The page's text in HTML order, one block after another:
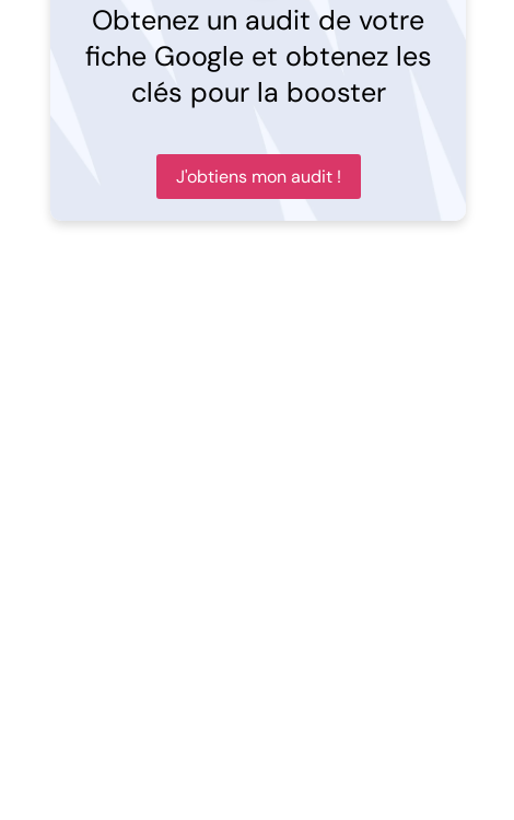
Obtenez un audit de votre
fiche Google et obtenez les
clés pour la booster
J'obtiens mon audit !